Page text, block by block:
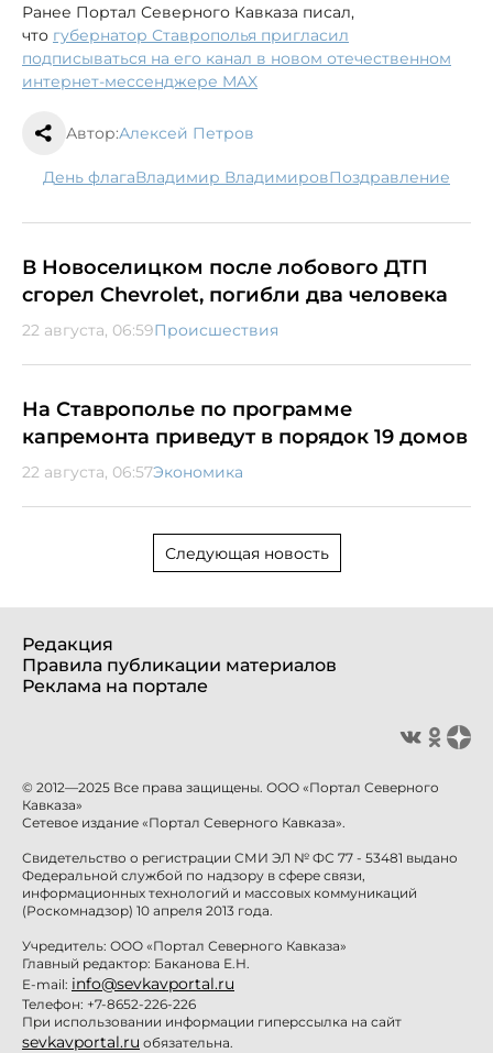
Ранее Портал Северного Кавказа писал,
что губернатор Ставрополья пригласил
подписываться на его канал в новом отечественном
интернет-мессенджере MAX
Автор:Алексей Петров
День флага Владимир Владимиров поздравление
В Новоселицком после лобового ДТП
сгорел Chevrolet, погибли два человека
22 августа, 06:59Происшествия
На Ставрополье по программе
капремонта приведут в порядок 19 домов
22 августа, 06:57Экономика
Следующая новость
Редакция
Правила публикации материалов
Реклама на портале
© 2012—2025 Все права защищены. ООО «Портал Северного
Кавказа»
Сетевое издание «Портал Северного Кавказа».
Свидетельство о регистрации СМИ ЭЛ № ФС 77 - 53481 выдано
Федеральной службой по надзору в сфере связи,
информационных технологий и массовых коммуникаций
(Роскомнадзор) 10 апреля 2013 года.
Учредитель: ООО «Портал Северного Кавказа»
Главный редактор: Баканова Е.Н.
E-mail: info@sevkavportal.ru
Телефон: +7-8652-226-226
При использовании информации гиперссылка на сайт
sevkavportal.ru обязательна.